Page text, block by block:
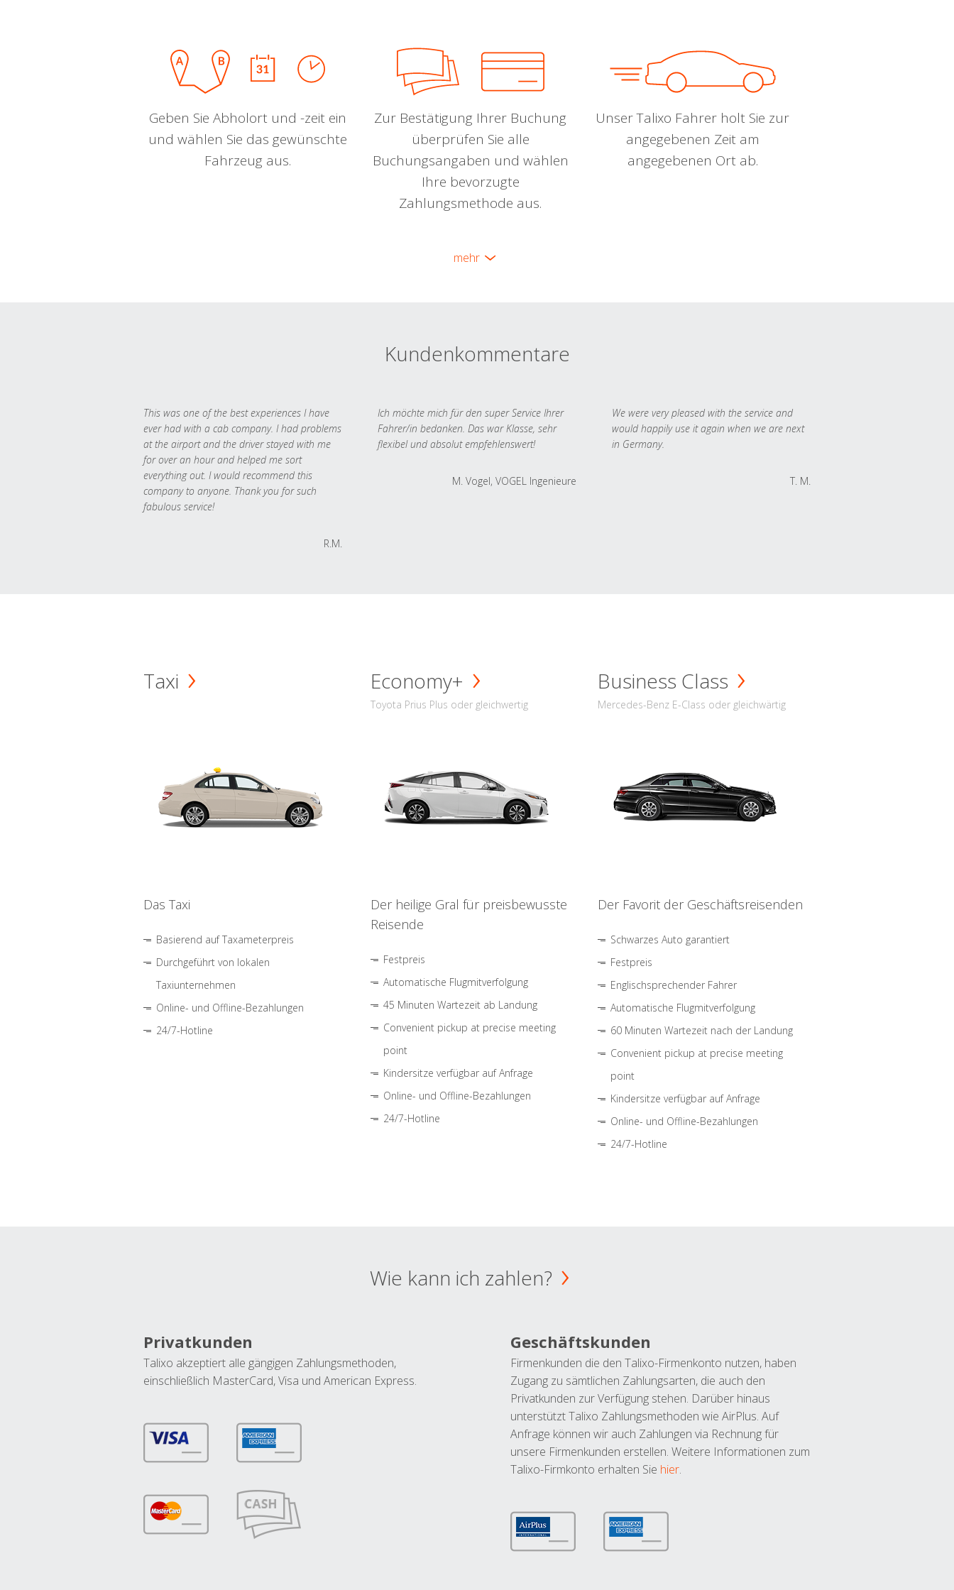
Geben Sie Abholort und -zeit ein
und wählen Sie das gewünschte
Fahrzeug aus.
Zur Bestätigung Ihrer Buchung
überprüfen Sie alle
Buchungsangaben und wählen
Ihre bevorzugte
Zahlungsmethode aus.
Unser Talixo Fahrer holt Sie zur
angegebenen Zeit am
angegebenen Ort ab.
mehr
Kundenkommentare
This was one of the best experiences I have
ever had with a cab company. I had problems
at the airport and the driver stayed with me
for over an hour and helped me sort
everything out. I would recommend this
company to anyone. Thank you for such
fabulous service!
R.M.
Ich möchte mich für den super Service Ihrer
Fahrer/in bedanken. Das war Klasse, sehr
flexibel und absolut empfehlenswert!
M. Vogel, VOGEL Ingenieure
We were very pleased with the service and
would happily use it again when we are next
in Germany.
T. M.
Taxi
Das Taxi
Basierend auf Taxameterpreis
Durchgeführt von lokalen
Taxiunternehmen
Online- und Offline-Bezahlungen
24/7-Hotline
Economy+
Toyota Prius Plus oder gleichwertig
Der heilige Gral für preisbewusste
Reisende
Festpreis
Automatische Flugmitverfolgung
45 Minuten Wartezeit ab Landung
Convenient pickup at precise meeting
point
Kindersitze verfügbar auf Anfrage
Online- und Offline-Bezahlungen
24/7-Hotline
Business Class
Mercedes-Benz E-Class oder gleichwärtig
Der Favorit der Geschäftsreisenden
Schwarzes Auto garantiert
Festpreis
Englischsprechender Fahrer
Automatische Flugmitverfolgung
60 Minuten Wartezeit nach der Landung
Convenient pickup at precise meeting
point
Kindersitze verfügbar auf Anfrage
Online- und Offline-Bezahlungen
24/7-Hotline
Wie kann ich zahlen?
Privatkunden
Talixo akzeptiert alle gängigen Zahlungsmethoden,
einschließlich MasterCard, Visa und American Express.
Geschäftskunden
Firmenkunden die den Talixo-Firmenkonto nutzen, haben
Zugang zu sämtlichen Zahlungsarten, die auch den
Privatkunden zur Verfügung stehen. Darüber hinaus
unterstützt Talixo Zahlungsmethoden wie AirPlus. Auf
Anfrage können wir auch Zahlungen via Rechnung für
unsere Firmenkunden erstellen. Weitere Informationen zum
Talixo-Firmkonto erhalten Sie hier.